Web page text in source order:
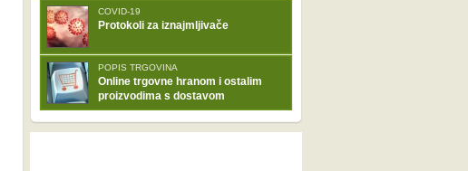
COVID-19
Protokoli za iznajmljivače
POPIS TRGOVINA
Online trgovne hranom i ostalim
proizvodima s dostavom